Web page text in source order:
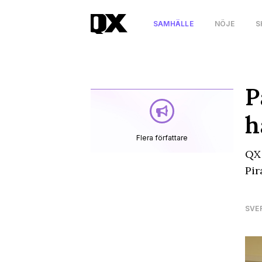
SAMHÄLLE NÖJE
Flera författare